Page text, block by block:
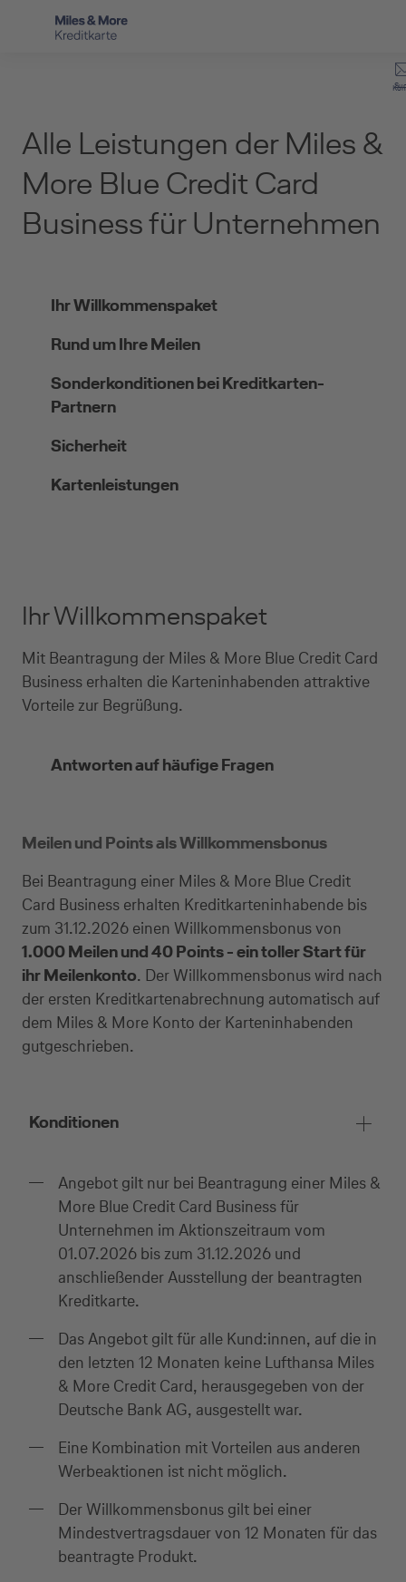
Direkt zum Hauptinhalt (Enter drücken)
Alle Leistungen der Miles &
More Blue Credit Card
Business für Unternehmen
Ihr Willkommenspaket
Rund um Ihre Meilen
Sonderkonditionen bei Kreditkarten-
Partnern
Sicherheit
Kartenleistungen
Ihr Willkommenspaket
Mit Beantragung der Miles & More Blue Credit Card
Business erhalten die Karteninhabenden attraktive
Vorteile zur Begrüßung.
Antworten auf häufige Fragen
Meilen und Points als Willkommensbonus
Bei Beantragung einer Miles & More Blue Credit
Card Business erhalten Kreditkarteninhabende bis
zum 31.12.2026 einen Willkommensbonus von
1.000 Meilen und 40 Points - ein toller Start für
ihr Meilenkonto. Der Willkommensbonus wird nach
der ersten Kreditkartenabrechnung automatisch auf
dem Miles & More Konto der Karteninhabenden
gutgeschrieben.
Konditionen
Angebot gilt nur bei Beantragung einer Miles &
More Blue Credit Card Business für
Unternehmen im Aktionszeitraum vom
01.07.2026 bis zum 31.12.2026 und
anschließender Ausstellung der beantragten
Kreditkarte.
Das Angebot gilt für alle Kund:innen, auf die in
den letzten 12 Monaten keine Lufthansa Miles
& More Credit Card, herausgegeben von der
Deutsche Bank AG, ausgestellt war.
Eine Kombination mit Vorteilen aus anderen
Werbeaktionen ist nicht möglich.
Der Willkommensbonus gilt bei einer
Mindestvertragsdauer von 12 Monaten für das
beantragte Produkt.